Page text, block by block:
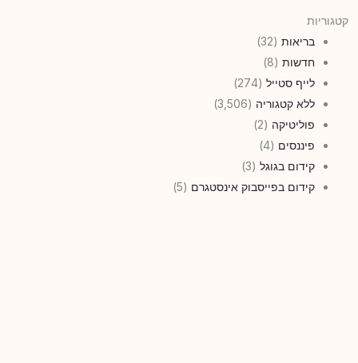
קטגוריות
בריאות (32)
חדשות (8)
לייף סטייל (274)
ללא קטגוריה (3,506)
פוליטיקה (2)
פיננסים (4)
קידום בגוגל (3)
קידום בפייסבוק אינסטגרם (5)